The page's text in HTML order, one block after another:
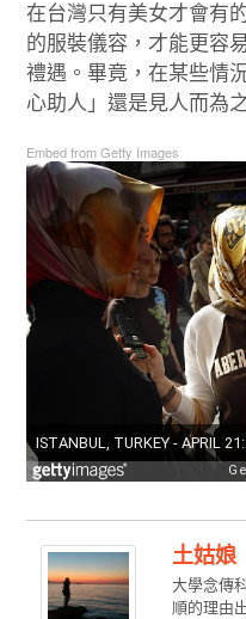
在台灣只有美女才會有
的服裝儀容，才能更容
禮遇。畢竟，在某些情
心助人」還是見人而為
Embed from Getty Images
土姑娘
大學念傳
順的理由